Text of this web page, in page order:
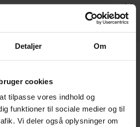
Detaljer Om
cookies
tilpasse vores indhold og
funktioner til sociale medier og til
Vi deler også oplysninger om